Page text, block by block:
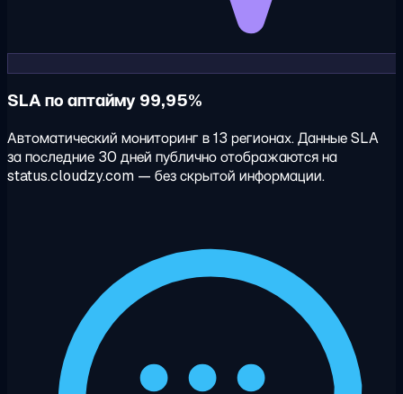
SLA по аптайму 99,95%
Автоматический мониторинг в 13 регионах. Данные SLA
за последние 30 дней публично отображаются на
status.cloudzy.com — без скрытой информации.